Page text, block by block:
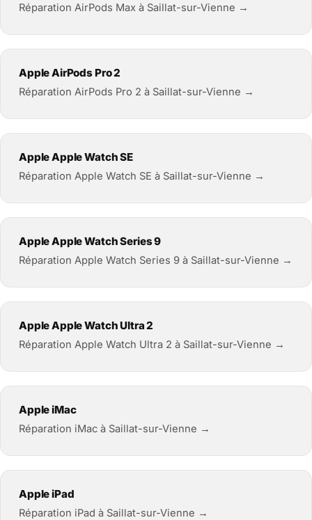
Réparation AirPods Max à Saillat-sur-Vienne →
Apple AirPods Pro 2
Réparation AirPods Pro 2 à Saillat-sur-Vienne →
Apple Apple Watch SE
Réparation Apple Watch SE à Saillat-sur-Vienne →
Apple Apple Watch Series 9
Réparation Apple Watch Series 9 à Saillat-sur-Vienne →
Apple Apple Watch Ultra 2
Réparation Apple Watch Ultra 2 à Saillat-sur-Vienne →
Apple iMac
Réparation iMac à Saillat-sur-Vienne →
Apple iPad
Réparation iPad à Saillat-sur-Vienne →